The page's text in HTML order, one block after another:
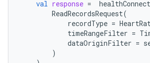
val response =
ReadRecordsRequest(
recordType =
timeRangeFilter =
dataOriginFilter =
)